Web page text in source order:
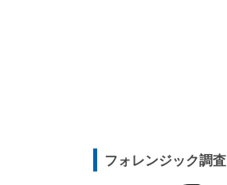
フォレンジック調査